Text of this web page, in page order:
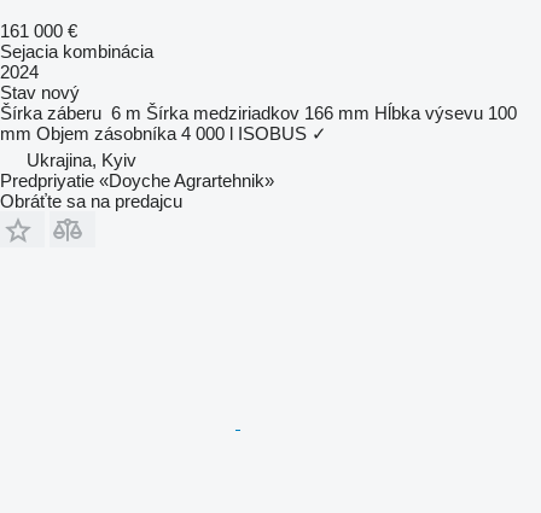
161 000 €
Sejacia kombinácia
2024
Stav nový
Šírka záberu 6 m Šírka medziriadkov 166 mm Hĺbka výsevu 100
mm Objem zásobníka 4 000 l ISOBUS ✓
Ukrajina, Kyiv
Predpriyatie «Doyche Agrartehnik»
Obráťte sa na predajcu